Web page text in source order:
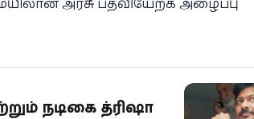
நடிகை த்ரிஷா